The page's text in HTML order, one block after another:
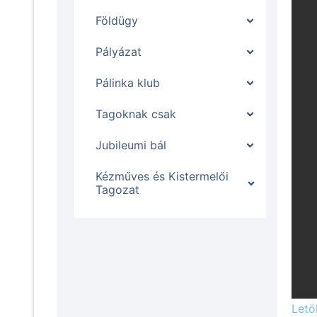
Földügy
Pályázat
Pálinka klub
Tagoknak csak
Jubileumi bál
Kézműves és Kistermelői
Tagozat